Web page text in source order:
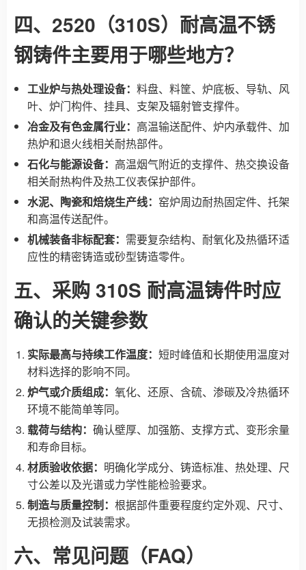
四、2520（310S）耐高温不锈
钢铸件主要用于哪些地方？
工业炉与热处理设备： 料盘、料筐、炉底板、导轨、风
叶、炉门构件、挂具、支架及辐射管支撑件。
冶金及有色金属行业： 高温输送配件、炉内承载件、加
热炉和退火线相关耐热部件。
石化与能源设备： 高温烟气附近的支撑件、热交换设备
相关耐热构件及热工仪表保护部件。
水泥、陶瓷和焙烧生产线： 窑炉周边耐热固定件、托架
和高温传送配件。
机械装备非标配套： 需要复杂结构、耐氧化及热循环适
应性的精密铸造或砂型铸造零件。
五、采购 310S 耐高温铸件时应
确认的关键参数
实际最高与持续工作温度： 短时峰值和长期使用温度对
材料选择的影响不同。
炉气或介质组成： 氧化、还原、含硫、渗碳及冷热循环
环境不能简单等同。
载荷与结构： 确认壁厚、加强筋、支撑方式、变形余量
和寿命目标。
材质验收依据： 明确化学成分、铸造标准、热处理、尺
寸公差以及光谱或力学性能检验要求。
制造与质量控制： 根据部件重要程度约定外观、尺寸、
无损检测及试装需求。
六、常见问题（FAQ）